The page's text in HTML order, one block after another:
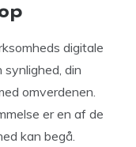
digitale
din
omverdenen.
er en af de
kan begå.